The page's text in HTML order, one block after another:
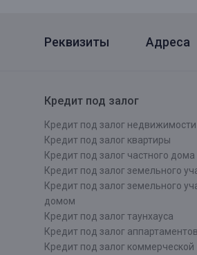
Реквизиты Адреса
Кредит под залог
Кредит под залог недвижимости
Кредит под залог квартиры
Кредит под залог частного дома
Кредит под залог земельного
Кредит под залог земельного
домом
Кредит под залог таунхауса
Кредит под залог аппартаментов
Кредит под залог коммерческой